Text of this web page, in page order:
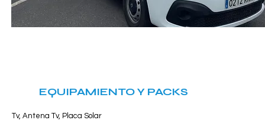
EQUIPAMIENTO Y PACKS
Tv, Antena Tv, Placa Solar